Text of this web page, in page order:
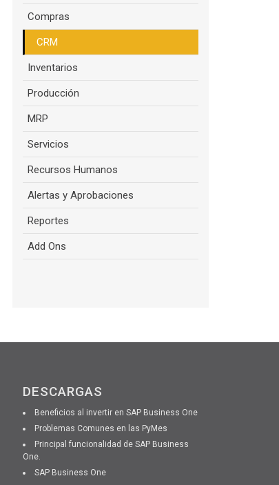
Compras
CRM
Inventarios
Producción
MRP
Servicios
Recursos Humanos
Alertas y Aprobaciones
Reportes
Add Ons
DESCARGAS
Beneficios al invertir en SAP Business One
Problemas Comunes en las PyMes
Principal funcionalidad de SAP Business
One.
SAP Business One